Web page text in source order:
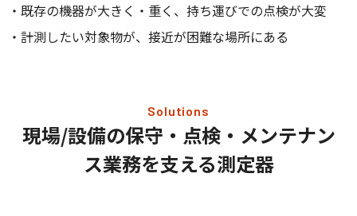
既存の機器が大きく・重く、持ち運びでの点検が大変
計測したい対象物が、接近が困難な場所にある
現場/設備の保守・点検・メンテナン
ス業務を支える測定器
Solutions